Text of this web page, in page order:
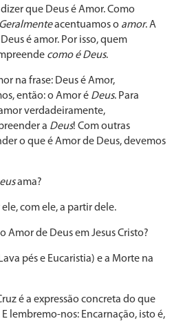
que Deus é Amor. Como
Geralmenteacentuamos o amor. A
é amor. Por isso, quem
como é Deus.
na frase: Deus é Amor,
então: o Amor é Deus. Para
verdadeiramente,
a Deus! Com outras
o que é Amor de Deus, devemos
ama?
ele, com ele, a partir dele.
Amor de Deus em Jesus Cristo?
pés e Eucaristia) e a Morte na
é a expressão concreta do que
E lembremo-nos: Encarnação, isto é,